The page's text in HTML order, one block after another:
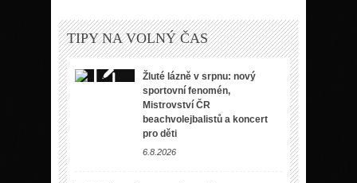
TIPY NA VOLNÝ ČAS
Žluté lázně v srpnu: nový
sportovní fenomén,
Mistrovství ČR
beachvolejbalistů a koncert
pro děti
6.8.2026